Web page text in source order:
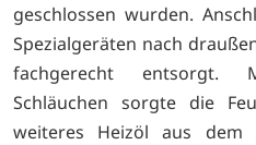
geschlossen wurden.
Spezialgeräten nach
fachgerecht entsorgt.
Schläuchen sorgte die
weiteres Heizöl aus dem